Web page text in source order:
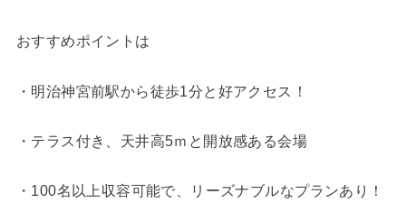
おすすめポイントは
・明治神宮前駅から徒歩1分と好アクセス！
・テラス付き、天井高5ｍと開放感ある会場
・100名以上収容可能で、リーズナブルなプランあり！